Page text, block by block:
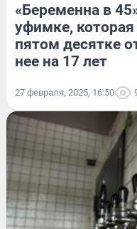
«Беременна в
уфимке,
пятом десятке
нее на 17 лет
27 февраля, 2025, 16:50